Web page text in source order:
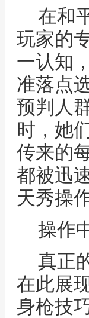
在和
玩家的
一认知
准落点
预判人
时，她
传来的
都被迅
天秀操
操作
真正
在此展
身枪技